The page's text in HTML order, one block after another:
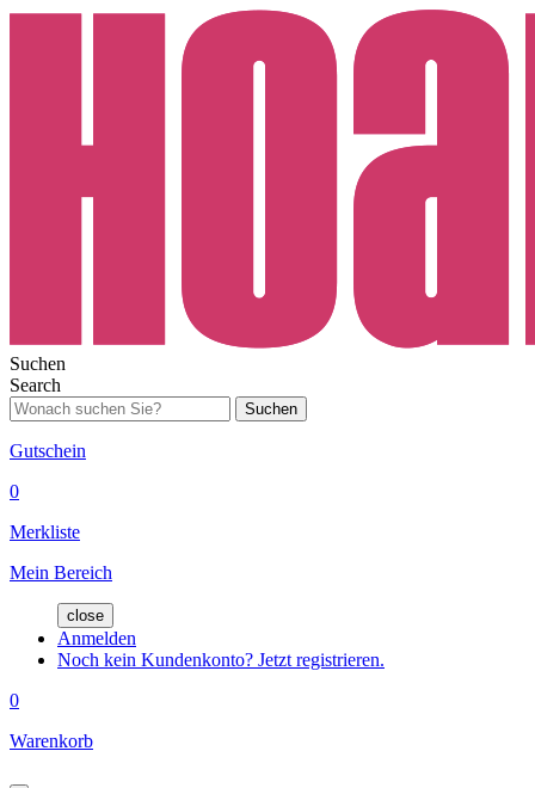
Suchen
Search
Suchen
Gutschein
0
Merkliste
Mein Bereich
close
Anmelden
Noch kein Kundenkonto? Jetzt registrieren.
0
Warenkorb